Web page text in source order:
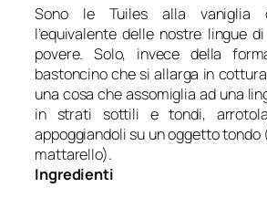
Sono le Tuiles alla vaniglia
l’equivalente delle nostre lingue
povere. Solo, invece della
bastoncino che si allarga in
una cosa che assomiglia ad una
in strati sottili e tondi,
appoggiandoli su un oggetto tondo
mattarello).
Ingredienti